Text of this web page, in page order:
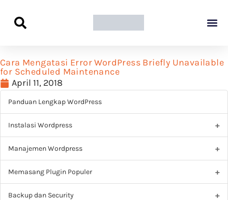
Cara Mengatasi Error WordPress Briefly Unavailable
for Scheduled Maintenance
April 11, 2018
Panduan Lengkap WordPress
Instalasi Wordpress
Manajemen Wordpress
Memasang Plugin Populer
Backup dan Security